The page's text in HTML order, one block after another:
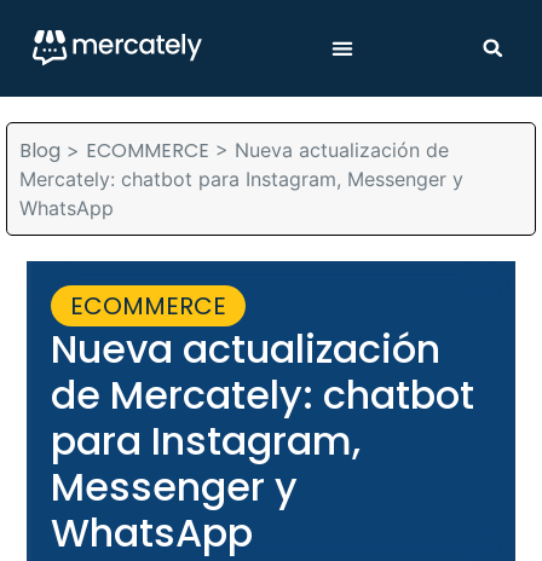
Blog > ECOMMERCE > Nueva actualización de
Mercately: chatbot para Instagram, Messenger y
WhatsApp
ECOMMERCE
Nueva actualización
de Mercately: chatbot
para Instagram,
Messenger y
WhatsApp